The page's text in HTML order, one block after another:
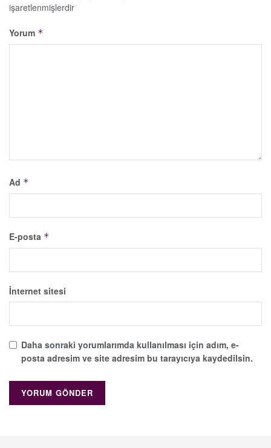
işaretlenmişlerdir
Yorum *
Ad *
E-posta *
İnternet sitesi
Daha sonraki yorumlarımda kullanılması için adım, e-
posta adresim ve site adresim bu tarayıcıya kaydedilsin.